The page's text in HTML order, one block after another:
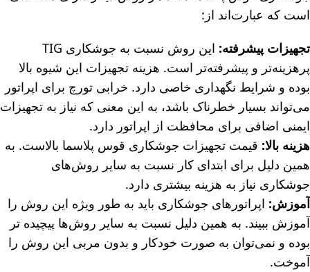
است که عبارت‌اند از:
تجهیزات پیشرفته:
این روش نسبت به جوشکاری TIG
پرهزینه‌تر و پیشرفته‌تر است. هزینه تجهیزات این شیوه بالا
بوده و شرایط نگهداری خاصی دارد. خرابی تورچ برای اپراتور
می‌تواند بسیار خطرناک باشد، به این معنی که نیاز به تجهیزات
ایمنی اضافی برای محافظت از اپراتور دارد.
هزینه بالا: قیمت تجهیزات جوشکاری قوس پلاسما بالاست. به
همین دلیل برای ابتدای کار نسبت به سایر روش‌های
جوشکاری نیاز به هزینه بیشتری دارد.
آموزش: اپراتورهای جوشکاری باید به طور ویژه این روش را
آموزش ببیند. به همین دلیل نسبت به سایر روش‌ها پیچیده تر
بوده و نمی‌توان به صورت خودکار و بدون مربی این روش را
آموخت.